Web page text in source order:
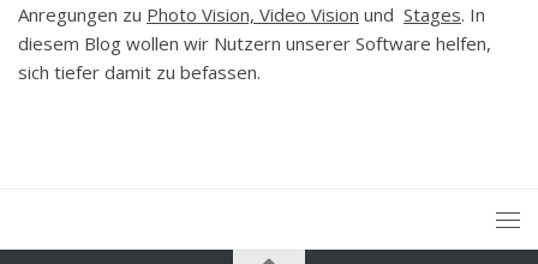
Anregungen zu Photo Vision, Video Vision und Stages. In
diesem Blog wollen wir Nutzern unserer Software helfen,
sich tiefer damit zu befassen.